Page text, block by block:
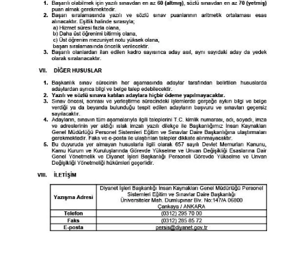
İzmir Müftülüğü
Kahramanmaraş Müftülüğü
Karabük Müftülüğü
Karaman Müftülüğü
Kars Müftülüğü
Kastamonu Müftülüğü
Kayseri Müftülüğü